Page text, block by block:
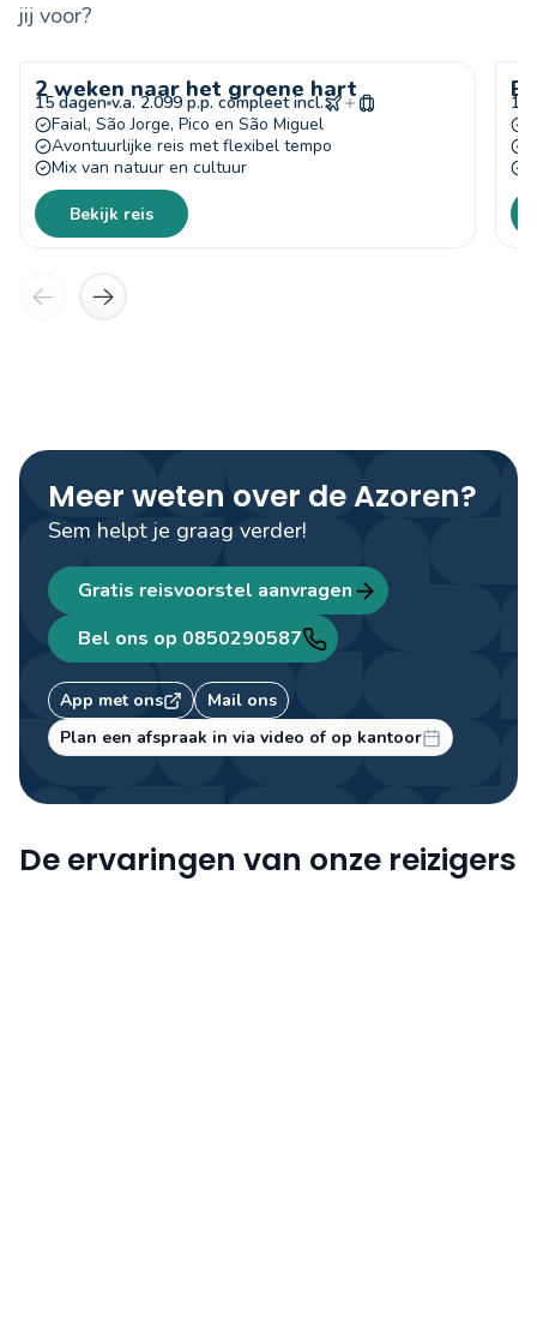
jij voor?
2 weken naar het groene hart
15 dagen v.a. 2.099 p.p. compleet incl.
Faial, São Jorge, Pico en São Miguel
Avontuurlijke reis met flexibel tempo
Mix van natuur en cultuur
Bekijk reis
15
Meer weten over de Azoren?
Sem helpt je graag verder!
Gratis reisvoorstel aanvragen
Bel ons op 0850290587
App met ons
Mail ons
Plan een afspraak in via video of op kantoor
Sem
Travel designer
De ervaringen van onze reizigers